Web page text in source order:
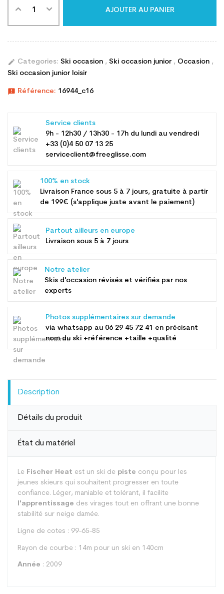
AJOUTER AU PANIER
edit Categories: Ski occasion , Ski occasion junior , Occasion ,
Ski occasion junior loisir
announcement Référence: 16944_c16
Service clients
9h - 12h30 / 13h30 - 17h du lundi au vendredi
+33 (0)4 50 07 13 25
serviceclient@freeglisse.com
100% en stock
Livraison France sous 5 à 7 jours, gratuite à partir
de 199€ (s'applique juste avant le paiement)
Partout ailleurs en europe
Livraison sous 5 à 7 jours
Notre atelier
Skis d'occasion révisés et vérifiés par nos
experts
Photos supplémentaires sur demande
via whatsapp au 06 29 45 72 41 en précisant
nom du ski +référence +taille +qualité
Description
Détails du produit
État du matériel
Le Fischer Heat est un ski de piste conçu pour les
jeunes skieurs qui souhaitent progresser en toute
confiance. Léger, maniable et tolérant, il facilite
l'apprentissage des virages tout en offrant une bonne
stabilité sur neige damée.
Ligne de cotes : 99-65-85
Rayon de courbe : 14m pour un ski en 140cm
Année : 2009